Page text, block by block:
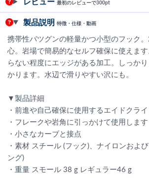
レビュー 最初のレビューで300pt
製品説明 特徴・仕様・動画
携帯性バツグンの軽量かつ小型のフック
心。岩場で簡易的なセルフ確保に使えま
らない程度にエッジがある加工。しっか
かります。水辺で滑りやすい沢にも。
▼製品詳細
・前進や自己確保に使用するエイドクラ
・フレークや岩角に引っかけて使用します
・小さなカーブと接点
・素材 スチール (フック)、ナイロンおよ
ング)
・重量 スモール 38 g レギュラー46 g